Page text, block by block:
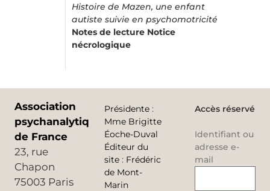
Histoire de Mazen, une enfant
autiste suivie en psychomotricité
Notes de lecture Notice
nécrologique
Association
psychanalytique
de France
23, rue
Chapon
75003 Paris
Présidente :
Mme Brigitte
Éoche-Duval
Éditeur du
site : Frédéric
de Mont-
Marin
Accès réservé
Identifiant ou
adresse e-
mail